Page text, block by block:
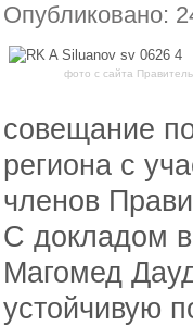
Опубликовано:
фото с сайта
совещание
региона с
членов
С докладом
Магомед
устойчивую